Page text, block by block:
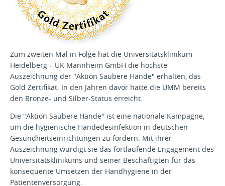
Zum zweiten Mal in Folge hat die Universitätsklinikum
Heidelberg – UK Mannheim GmbH die höchste
Auszeichnung der "Aktion Saubere Hände" erhalten, das
Gold Zertifikat. In den Jahren davor hatte die UMM bereits
den Bronze- und Silber-Status erreicht.
Die "Aktion Saubere Hände" ist eine nationale Kampagne,
um die hygienische Händedesinfektion in deutschen
Gesundheitseinrichtungen zu fördern. Mit ihrer
Auszeichnung würdigt sie das fortlaufende Engagement des
Universitätsklinikums und seiner Beschäftigten für das
konsequente Umsetzen der Handhygiene in der
Patientenversorgung.